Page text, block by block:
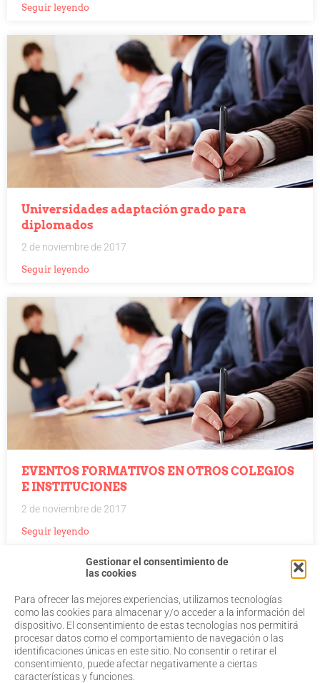
Gestionar el consentimiento de
las cookies
Para ofrecer las mejores experiencias, utilizamos tecnologías
como las cookies para almacenar y/o acceder a la información del
dispositivo. El consentimiento de estas tecnologías nos permitirá
procesar datos como el comportamiento de navegación o las
identificaciones únicas en este sitio. No consentir o retirar el
consentimiento, puede afectar negativamente a ciertas
características y funciones.
Seguir leyendo
Universidades adaptación grado para
diplomados
2 de noviembre de 2017
Seguir leyendo
EVENTOS FORMATIVOS EN OTROS COLEGIOS
E INSTITUCIONES
2 de noviembre de 2017
Seguir leyendo
968 20 87 67
admin@coorm.org
Miguel Vivancos, 4
30007 Murcia
Salud Visual
Profesionales
Quiénes somos
Actualidad
Contacto